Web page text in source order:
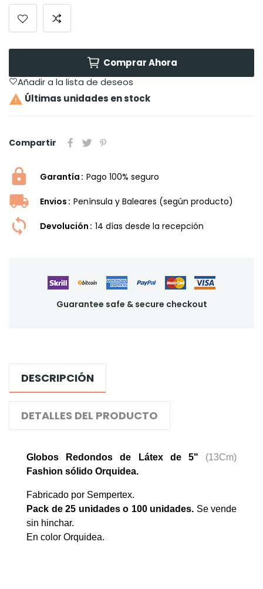
Comprar Ahora
Añadir a la lista de deseos
 Últimas unidades en stock
Compartir
Garantía Pago 100% seguro
Envios Península y Baleares (según producto)
Devolución 14 dí­as desde la recepción
Guarantee safe & secure checkout
DESCRIPCIÓN
DETALLES DEL PRODUCTO
Globos Redondos de Látex de 5" (13Cm)
Fashion sólido Orquidea.
Fabricado por Sempertex.
Pack de 25 unidades o 100 unidades. Se vende
sin hinchar.
En color Orquidea.